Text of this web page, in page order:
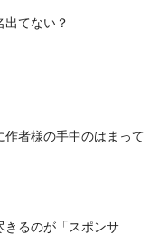
てない？
者様の手中のはまって
きるのが「スポンサ